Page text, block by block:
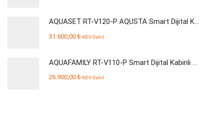
AQUASET RT-V120-P AQUSTA Smart Dijital Kabinli Pompalı Su Arıtma Cihazı
31.600,00 ₺ KDV Dahil
AQUAFAMILY RT-V110-P Smart Dijital Kabinli Pompalı Su Arıtma Cihazı
26.900,00 ₺ KDV Dahil